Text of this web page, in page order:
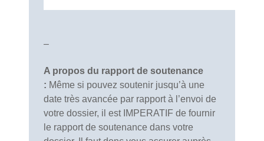
–
A propos du rapport de soutenance
: Même si pouvez soutenir jusqu’à une
date très avancée par rapport à l’envoi de
votre dossier, il est IMPERATIF de fournir
le rapport de soutenance dans votre